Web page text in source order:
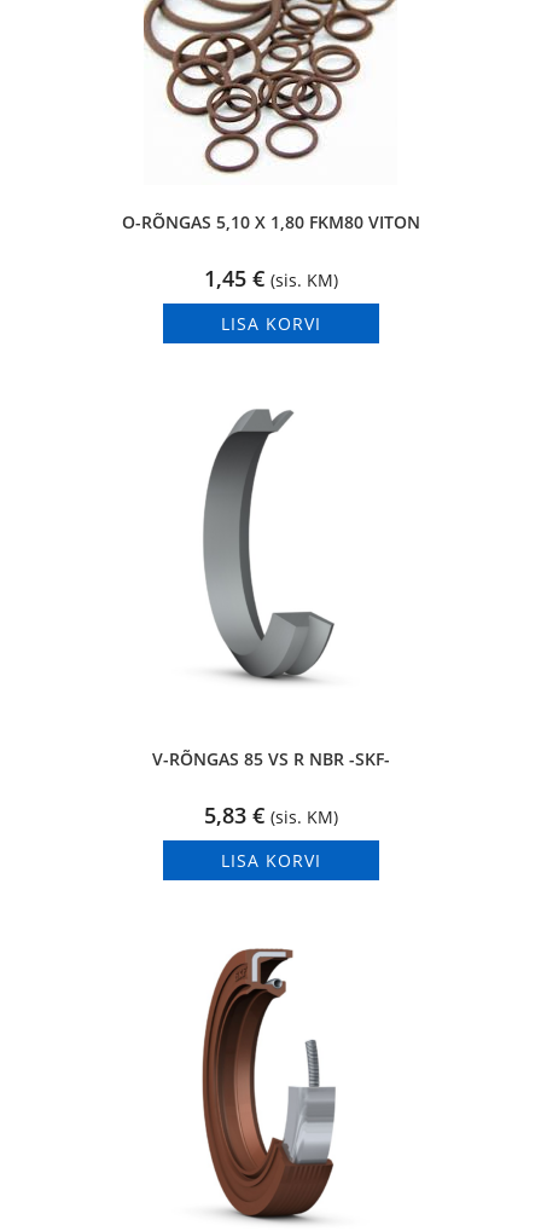
O-RÕNGAS 5,10 X 1,80 FKM80 VITON
1,45 € (sis. KM)
LISA KORVI
V-RÕNGAS 85 VS R NBR -SKF-
5,83 € (sis. KM)
LISA KORVI